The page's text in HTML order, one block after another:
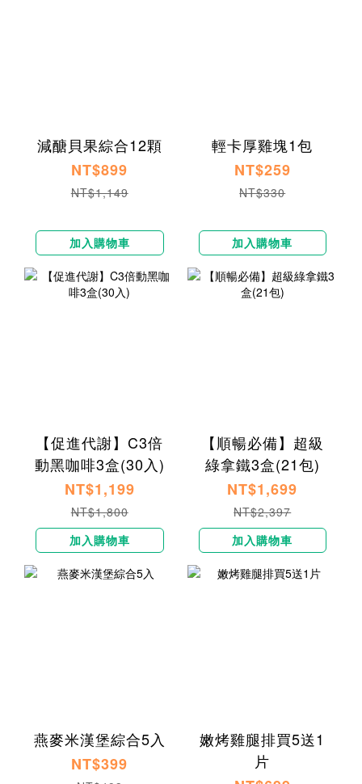
減醣貝果綜合12顆
NT$899
NT$1,149
加入購物車
輕卡厚雞塊1包
NT$259
NT$330
加入購物車
【促進代謝】C3倍
動黑咖啡3盒(30入)
NT$1,199
NT$1,800
加入購物車
【順暢必備】超級
綠拿鐵3盒(21包)
NT$1,699
NT$2,397
加入購物車
燕麥米漢堡綜合5入
NT$399
嫩烤雞腿排買5送1
片